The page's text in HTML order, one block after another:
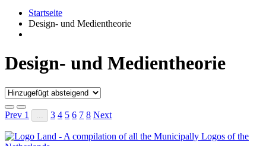
Startseite
Design- und Medientheorie
Design- und Medientheorie
Prev 1 3 4 5 6 7 8 Next